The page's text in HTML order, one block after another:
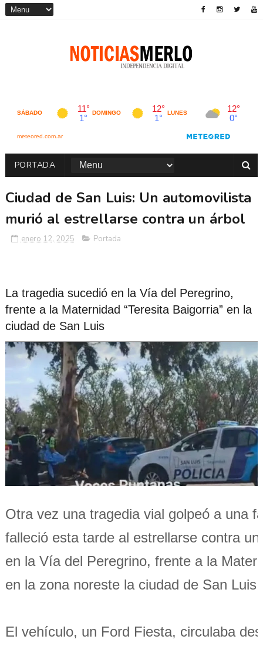
PORTADA
Ciudad de San Luis: Un automovilista
murió al estrellarse contra un árbol
enero 12, 2025 Portada
La tragedia sucedió en la Vía del Peregrino,
frente a la Maternidad “Teresita Baigorria” en la
ciudad de San Luis
Otra vez una tragedia vial golpeó a una
falleció esta tarde al estrellarse contra
en la Vía del Peregrino, frente a la
en la zona noreste la ciudad de San Luis.
El vehículo, un Ford Fiesta, circulaba